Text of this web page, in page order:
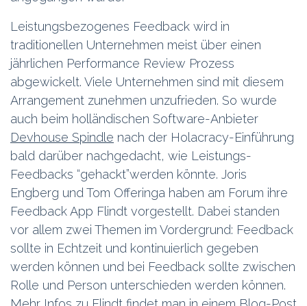
Leistungsbezogenes Feedback wird in
traditionellen Unternehmen meist über einen
jährlichen Performance Review Prozess
abgewickelt. Viele Unternehmen sind mit diesem
Arrangement zunehmen unzufrieden. So wurde
auch beim holländischen Software-Anbieter
Devhouse Spindle nach der Holacracy-Einführung
bald darüber nachgedacht, wie Leistungs-
Feedbacks “gehackt”werden könnte. Joris
Engberg und Tom Offeringa haben am Forum ihre
Feedback App Flindt vorgestellt. Dabei standen
vor allem zwei Themen im Vordergrund: Feedback
sollte in Echtzeit und kontinuierlich gegeben
werden können und bei Feedback sollte zwischen
Rolle und Person unterschieden werden können.